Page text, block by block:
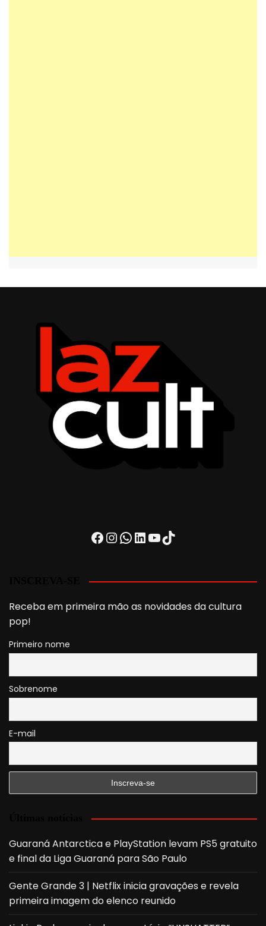
Facebook
Instagram
WhatsApp
LinkedIn
Youtube
TikTok
Receba em primeira mão as novidades da cultura
pop!
Primeiro nome
Sobrenome
E-mail
Guaraná Antarctica e PlayStation levam PS5 gratuito
e final da Liga Guaraná para São Paulo
Gente Grande 3 | Netflix inicia gravações e revela
primeira imagem do elenco reunido